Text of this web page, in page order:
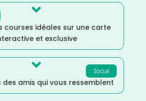

courses idéales sur une carte
et exclusive
Social

des amis qui vous ressemblent